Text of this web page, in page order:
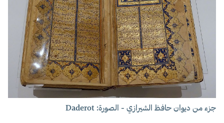
جزء من ديوان حافظ الشيرازي - الصورة: Daderot